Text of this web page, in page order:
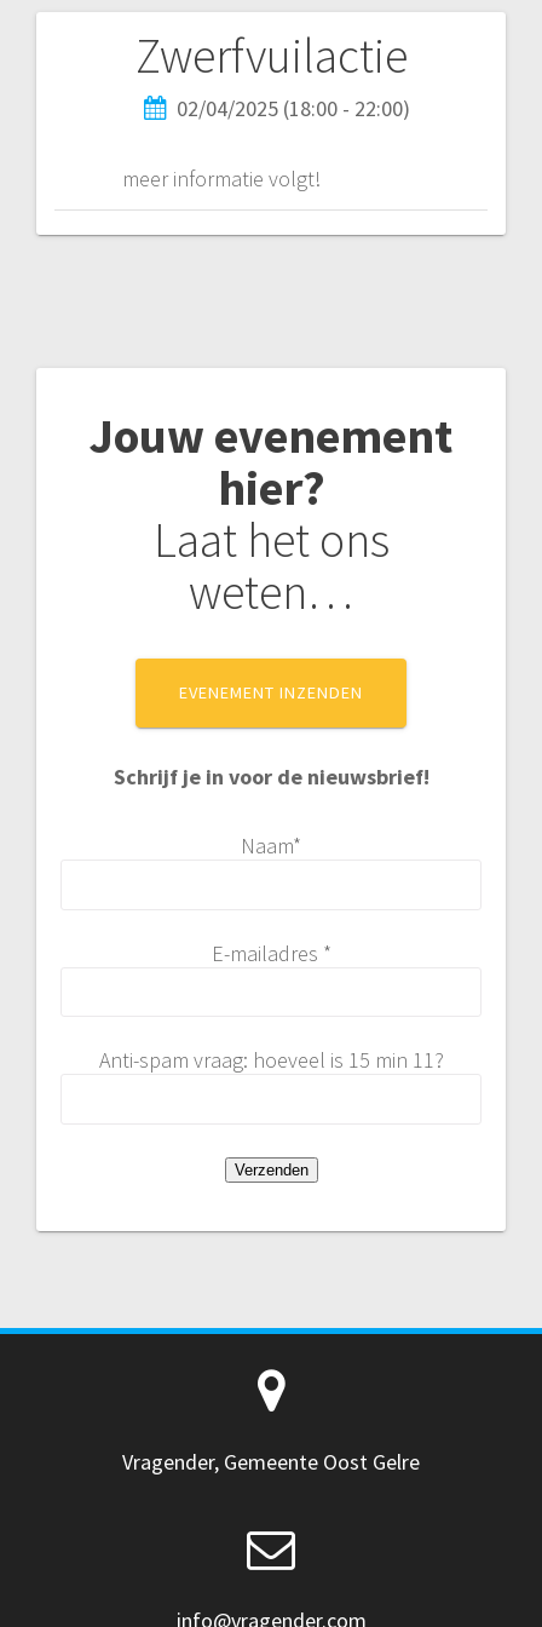
Zwerfvuilactie
02/04/2025 (18:00 - 22:00)
meer informatie volgt!
Jouw evenement
hier?
Laat het ons
weten…
EVENEMENT INZENDEN
Schrijf je in voor de nieuwsbrief!
Naam*
E-mailadres *
Anti-spam vraag: hoeveel is 15 min 11?
Vragender, Gemeente Oost Gelre
info@vragender.com